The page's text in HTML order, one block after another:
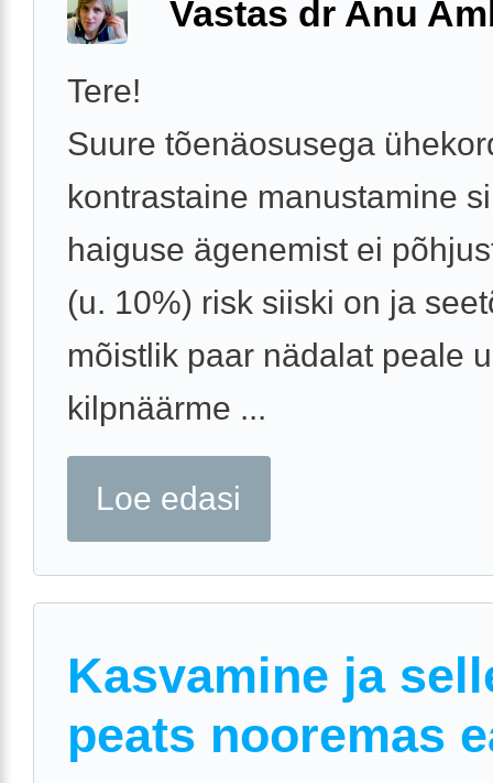
Vastas dr Anu
Tere!
Suure tõenäosusega
kontrastaine manustamine
haiguse ägenemist ei
(u. 10%) risk siiski on ja
mõistlik paar nädalat peale
kilpnäärme ...
Loe edasi
Kasvamine ja
peats nooremas